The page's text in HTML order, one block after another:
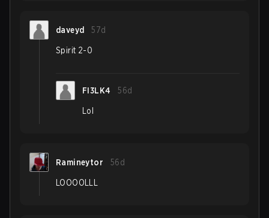
daveyd 57d
Spirit 2-0
FI3LK4 56d
Lol
Ramineytor 56d
LOOOOLLL